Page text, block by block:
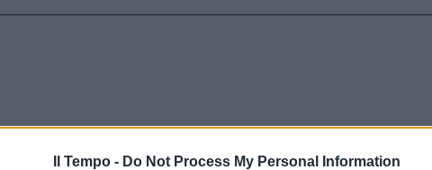
Il Tempo - Do Not Process My Personal Information